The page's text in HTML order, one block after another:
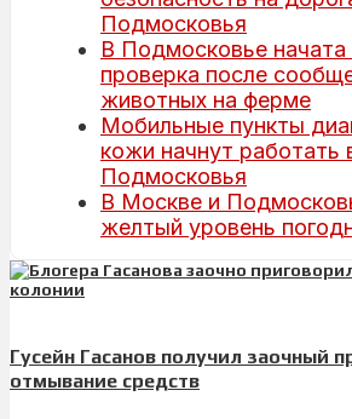
Подмосковья
В Подмосковье начата
проверка после
животных на ферме
Мобильные пункты
кожи начнут работать
Подмосковья
В Москве и
желтый уровень
Гусейн Гасанов получил заочный
отмывание средств